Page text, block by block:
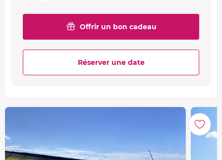
Offrir un bon cadeau
Réserver une date